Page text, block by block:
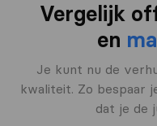
Vergelijk
en
Je kunt nu de
kwaliteit. Zo bespaar
dat je de